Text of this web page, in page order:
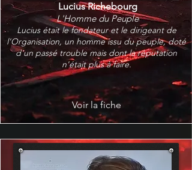
Lucius Richebourg
L'Homme du Peuple
Lucius était le fondateur et le dirigeant de
l'Organisation, un homme issu du peuple, doté
d'un passé trouble mais dont la réputation
n'était plus à faire.
Voir la fiche